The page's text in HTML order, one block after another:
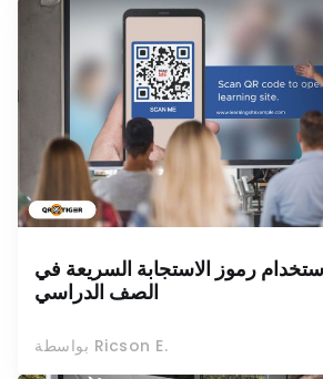
رموز الاستجابة السريعة في
الصف الدراسي
بواسطة Ricson E.